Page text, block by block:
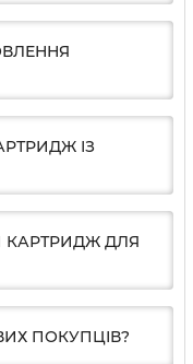
ІЗ
КАРТРИДЖ ДЛЯ
ПОКУПЦІВ?